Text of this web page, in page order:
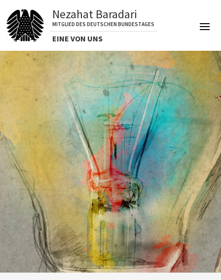
Nezahat Baradari
MITGLIED DES DEUTSCHEN BUNDESTAGES
EINE VON UNS